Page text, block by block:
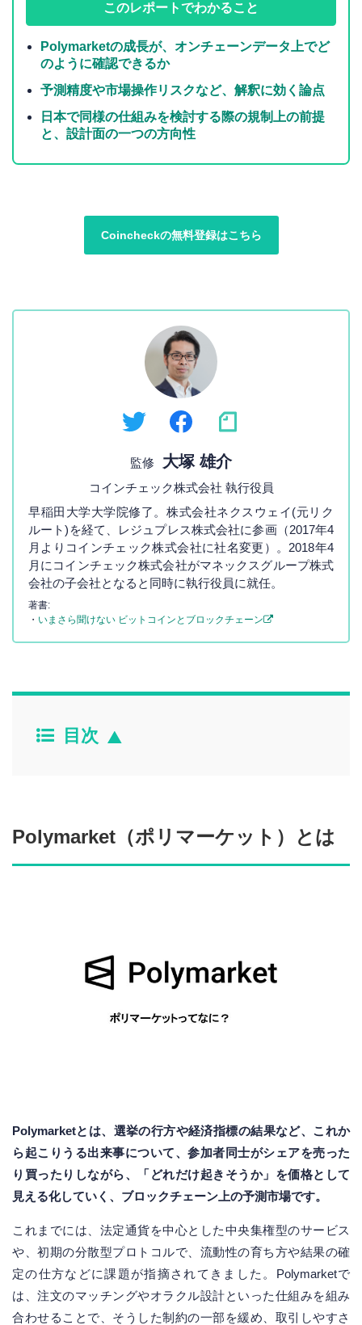
このレポートでわかること
Polymarketの成長が、オンチェーンデータ上でど
のように確認できるか
予測精度や市場操作リスクなど、解釈に効く論点
日本で同様の仕組みを検討する際の規制上の前提
と、設計面の一つの方向性
Coincheckの無料登録はこちら
監修 大塚 雄介
コインチェック株式会社 執行役員
早稲田大学大学院修了。株式会社ネクスウェイ(元リク
ルート)を経て、レジュプレス株式会社に参画（2017年4
月よりコインチェック株式会社に社名変更）。2018年4
月にコインチェック株式会社がマネックスグループ株式
会社の子会社となると同時に執行役員に就任。
著書:
・ いまさら聞けない ビットコインとブロックチェーン
目次
Polymarket（ポリマーケット）とは
Polymarketとは、選挙の行方や経済指標の結果など、これか
ら起こりうる出来事について、参加者同士がシェアを売った
り買ったりしながら、「どれだけ起きそうか」を価格として
見える化していく、ブロックチェーン上の予測市場です。
これまでには、法定通貨を中心とした中央集権型のサービス
や、初期の分散型プロトコルで、流動性の育ち方や結果の確
定の仕方などに課題が指摘されてきました。Polymarketで
は、注文のマッチングやオラクル設計といった仕組みを組み
合わせることで、そうした制約の一部を緩め、取引しやすさ